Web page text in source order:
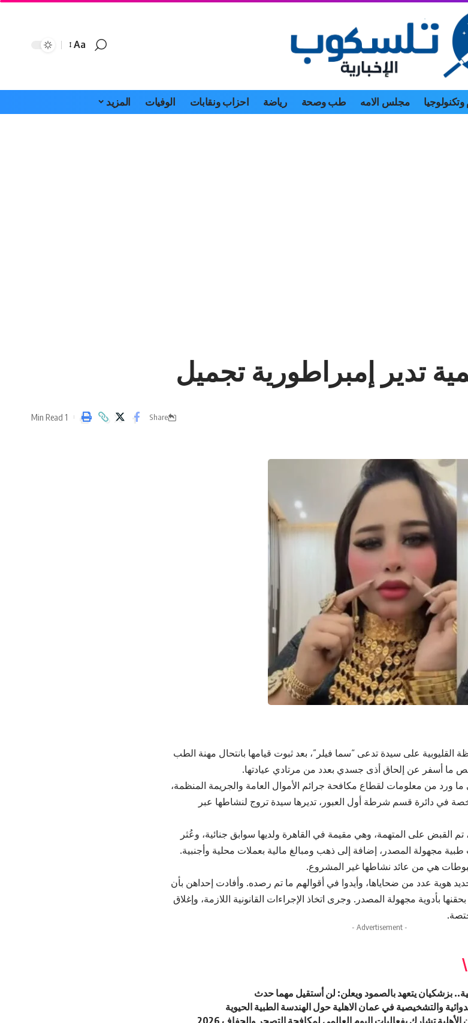
Font
Aa
مجلس الامه طب وصحة رياضة احزاب ونقابات الوفيات المزيد
تدير إمبراطورية تجميل
Share
1 Min Read
القليوبية على سيدة تدعى “سما فيلر”، بعد ثبوت قيامها بانتحال مهنة الطب
ما أسفر عن إلحاق أذى جسدي بعدد من مرتادي عيادتها.
ورد من معلومات لقطاع مكافحة جرائم الأموال العامة والجريمة المنظمة،
في دائرة قسم شرطة أول العبور، تديرها سيدة تروج لنشاطها عبر
القبض على المتهمة، وهي مقيمة في القاهرة ولديها سوابق جنائية، وعُثر
مجهولة المصدر، إضافة إلى ذهب ومبالغ مالية بعملات محلية وأجنبية.
هي من عائد نشاطها غير المشروع.
هوية عدد من ضحاياها، وأيدوا في أقوالهم ما تم رصده. وأفادت إحداهن بأن
بأدوية مجهولة المصدر. وجرى اتخاذ الإجراءات القانونية اللازمة، وإغلاق
- Advertisement -
بزشكيان يتعهد بالصمود ويعلن: لن أستقيل مهما حدث
والتشخيصية في عمان الاهلية حول الهندسة الطبية الحيوية